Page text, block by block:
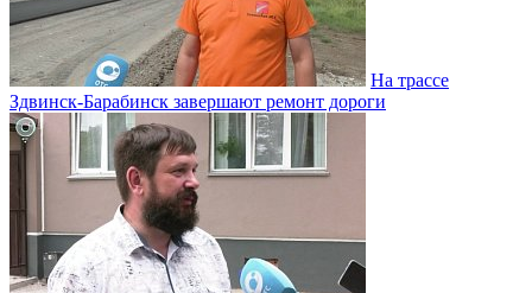
На трассе
Здвинск-Барабинск завершают ремонт дороги